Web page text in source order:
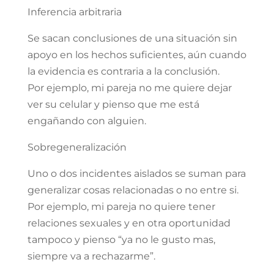
Inferencia arbitraria
Se sacan conclusiones de una situación sin
apoyo en los hechos suficientes, aún cuando
la evidencia es contraria a la conclusión.
Por ejemplo, mi pareja no me quiere dejar
ver su celular y pienso que me está
engañando con alguien.
Sobregeneralización
Uno o dos incidentes aislados se suman para
generalizar cosas relacionadas o no entre si.
Por ejemplo, mi pareja no quiere tener
relaciones sexuales y en otra oportunidad
tampoco y pienso “ya no le gusto mas,
siempre va a rechazarme”.